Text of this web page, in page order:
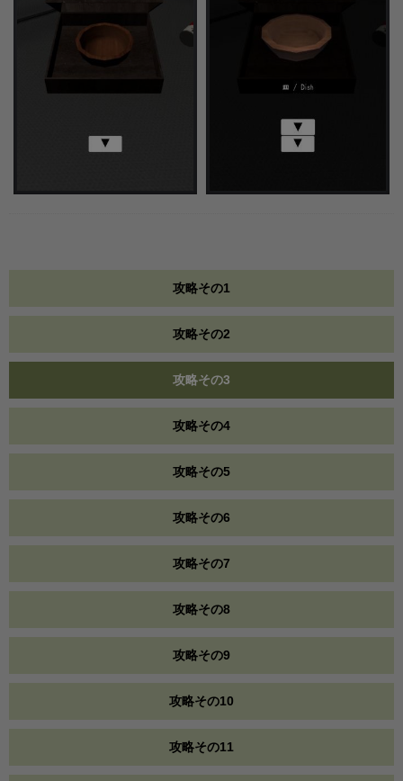
攻略その1
攻略その2
攻略その3
攻略その4
攻略その5
攻略その6
攻略その7
攻略その8
攻略その9
攻略その10
攻略その11